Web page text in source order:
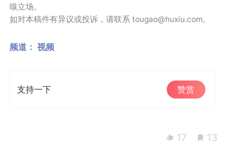
嗅立场。
如对本稿件有异议或投诉，请联系 tougao@huxiu.com。
频道： 视频
支持一下 赞赏
17 13